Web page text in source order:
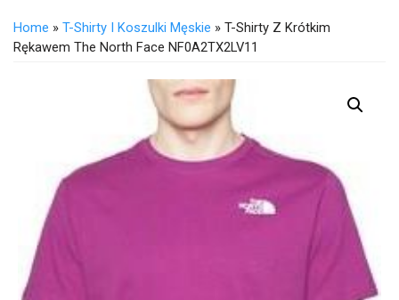
Home » T-Shirty I Koszulki Męskie » T-Shirty Z Krótkim
Rękawem The North Face NF0A2TX2LV11